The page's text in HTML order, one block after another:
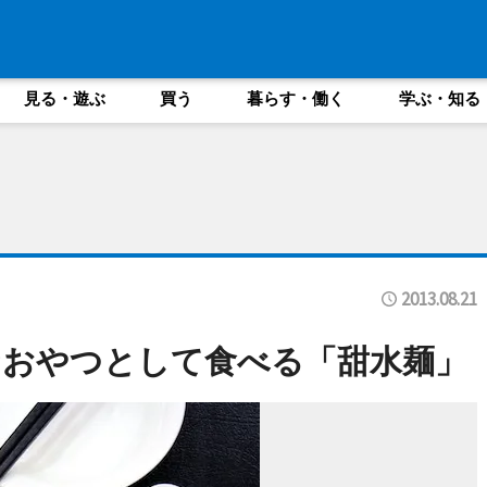
見る・遊ぶ 買う 暮らす・働く 学ぶ・知る
2013.08.21
やつとして食べる「甜水麺」